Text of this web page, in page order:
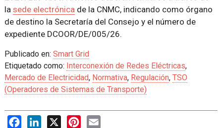
la sede electrónicade la CNMC, indicando como órgano
de destino la Secretaría del Consejo y el número de
expediente DCOOR/DE/005/26.
Publicado en: Smart Grid
Etiquetado como: Interconexión de Redes Eléctricas,
Mercado de Electricidad, Normativa, Regulación, TSO
(Operadores de Sistemas de Transporte)
FacebookLinkedIn
X PinterestEmail